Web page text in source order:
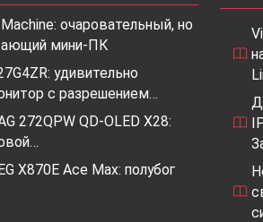
очаровательный, но
мини-ПК
удивительно
с разрешением…
272QPW QD-OLED X28:
X870E Ace Max: полубог